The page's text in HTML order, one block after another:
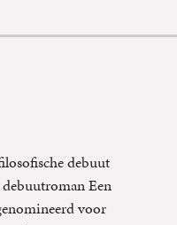
debuut
Een
voor